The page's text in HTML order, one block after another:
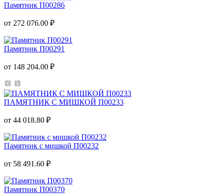
Памятник П00286
от 272 076.00 ₽
Памятник П00291
от 148 204.00 ₽
ПАМЯТНИК С МИШКОЙ П00233
от 44 018.80 ₽
Памятник с мишкой П00232
от 58 491.60 ₽
Памятник П00370